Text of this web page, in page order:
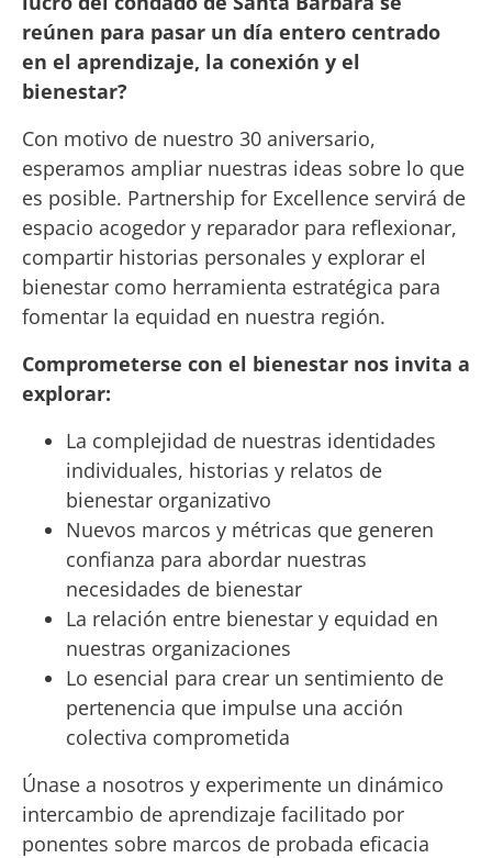
reúnen para pasar un día entero centrado
en el aprendizaje, la conexión y el
bienestar?
Con motivo de nuestro 30 aniversario,
esperamos ampliar nuestras ideas sobre lo que
es posible. Partnership for Excellence servirá de
espacio acogedor y reparador para reflexionar,
compartir historias personales y explorar el
bienestar como herramienta estratégica para
fomentar la equidad en nuestra región.
Comprometerse con el bienestar nos invita a
explorar:
La complejidad de nuestras identidades
individuales, historias y relatos de
bienestar organizativo
Nuevos marcos y métricas que generen
confianza para abordar nuestras
necesidades de bienestar
La relación entre bienestar y equidad en
nuestras organizaciones
Lo esencial para crear un sentimiento de
pertenencia que impulse una acción
colectiva comprometida
Únase a nosotros y experimente un dinámico
intercambio de aprendizaje facilitado por
ponentes sobre marcos de probada eficacia